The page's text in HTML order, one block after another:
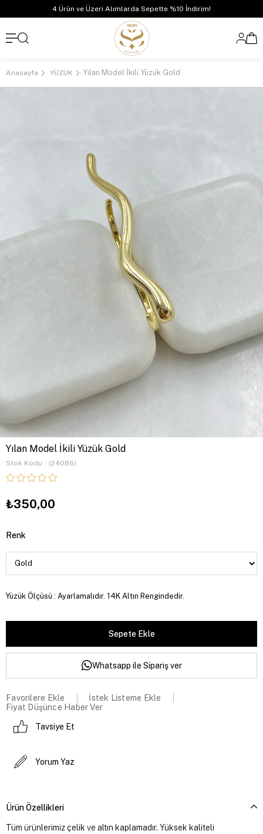
4 Ürün ve Üzeri Alımlarda Sepette %10 İndirim!
Anasayfa YÜZÜK Yılan Model İkili Yüzük Gold
Yılan Model İkili Yüzük Gold
Stok Kodu (24086)
₺350,00
Renk
Yüzük Ölçüsü : Ayarlamalıdır. 14K Altın Rengindedir.
Whatsapp ile Sipariş ver
Favorilere Ekle
İstek Listeme Ekle
Fiyat Düşünce Haber Ver
Tavsiye Et
Yorum Yaz
Ürün Özellikleri
Tüm ürünlerimiz çelik ve altın kaplamadır. Yüksek kaliteli